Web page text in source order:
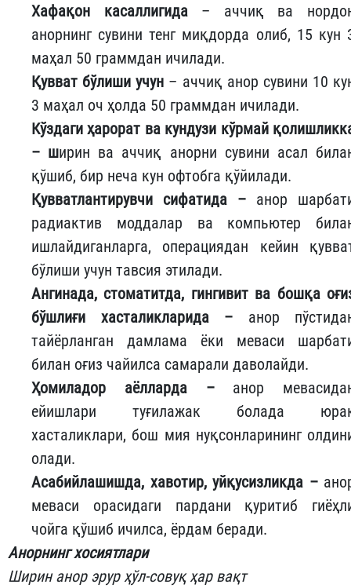
Хафақон касаллигида– аччиқ ва
анорнинг сувини тенг миқдорда олиб, 15 кун
маҳал 50 граммдан ичилади.
Қувват бўлиши учун – аччиқ анор сувини 10
3 маҳал оч ҳолда 50 граммдан ичилади.
Кўздаги ҳарорат ва кундузи кўрмай
– ширин ва аччиқ анорни сувини асал
қўшиб, бир неча кун офтобга қўйилади.
Қувватлантирувчи сифатида – анор
радиактив моддалар ва компьютер
ишлайдиганларга, операциядан кейин
бўлиши учун тавсия этилади.
Ангинада, стоматитда, гингивит ва бошқа
бўшлиғи хасталикларида – анор
тайёрланган дамлама ёки меваси
билан оғиз чайилса самарали даволайди.
Ҳомиладор аёлларда –анор
ейишлари туғилажак болада
хасталиклари, бош мия нуқсонларининг
олади.
Асабийлашишда, хавотир, уйқусизликда –
меваси орасидаги пардани қуритиб
чойга қўшиб ичилса, ёрдам беради.
Анорнинг хосиятлари
Ширин анор эрур ҳўл-совуқ ҳар вақт